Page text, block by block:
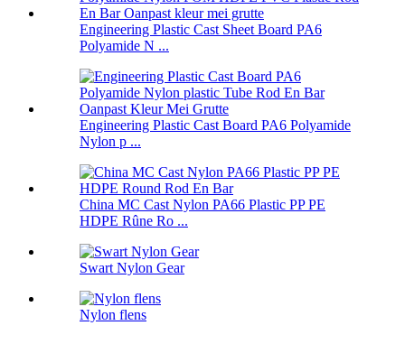
Engineering Plastic Cast Sheet Board PA6
Polyamide N ...
Engineering Plastic Cast Board PA6 Polyamide
Nylon p ...
China MC Cast Nylon PA66 Plastic PP PE
HDPE Rûne Ro ...
Swart Nylon Gear
Nylon flens